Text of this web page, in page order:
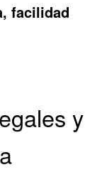
facilidad
y